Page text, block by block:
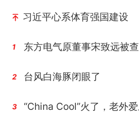
习近平心系体育强国建设
1 东方电气原董事宋致远被查
2 台风白海豚闭眼了
3